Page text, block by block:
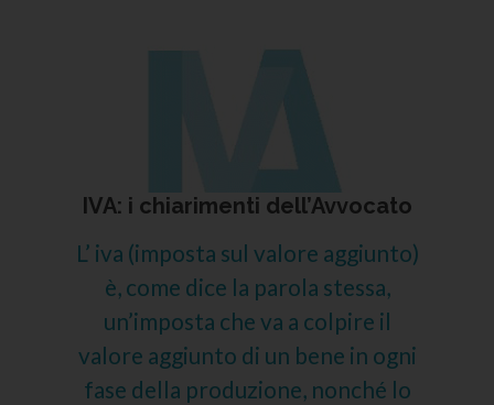
IVA: i chiarimenti dell’Avvocato
L’ iva (imposta sul valore aggiunto)
è, come dice la parola stessa,
un’imposta che va a colpire il
valore aggiunto di un bene in ogni
fase della produzione, nonché lo